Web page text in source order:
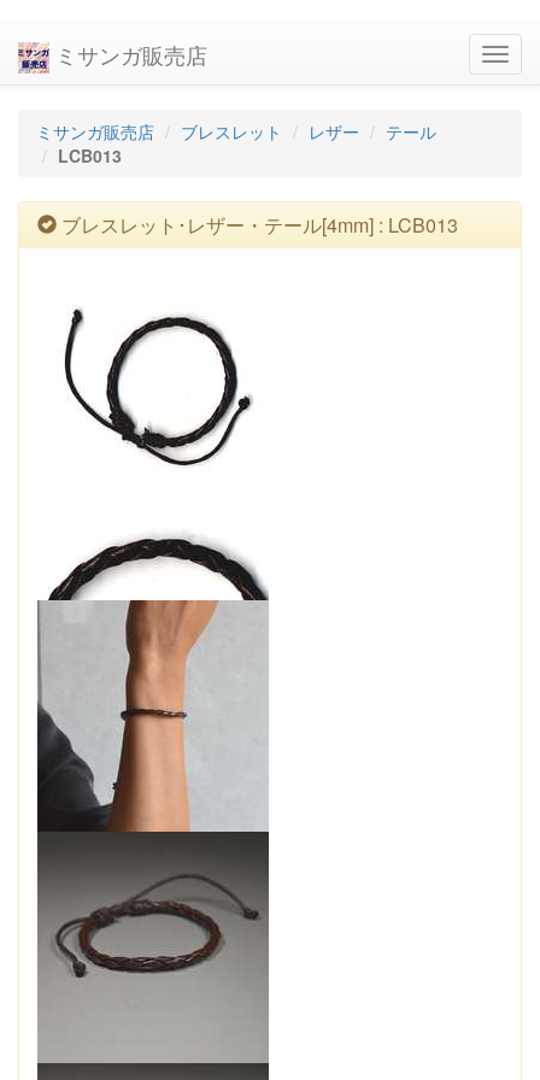
ミサンガ販売店
ミサンガ販売店 ブレスレット レザー
テール
LCB013
ブレスレット･レザー・テール[4mm] : LCB013